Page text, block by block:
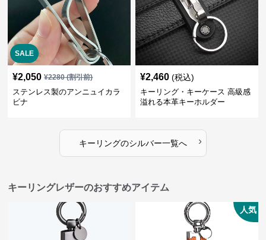
SALE
¥2,050 ¥2280(割引前)
ステンレス製のアンニュイカラ
ビナ
¥2,460 (税込)
キーリング・キーケース 高級感
溢れる本革キーホルダー
キーリングのシルバー一覧へ ›
キーリングレザーのおすすめアイテム
人気